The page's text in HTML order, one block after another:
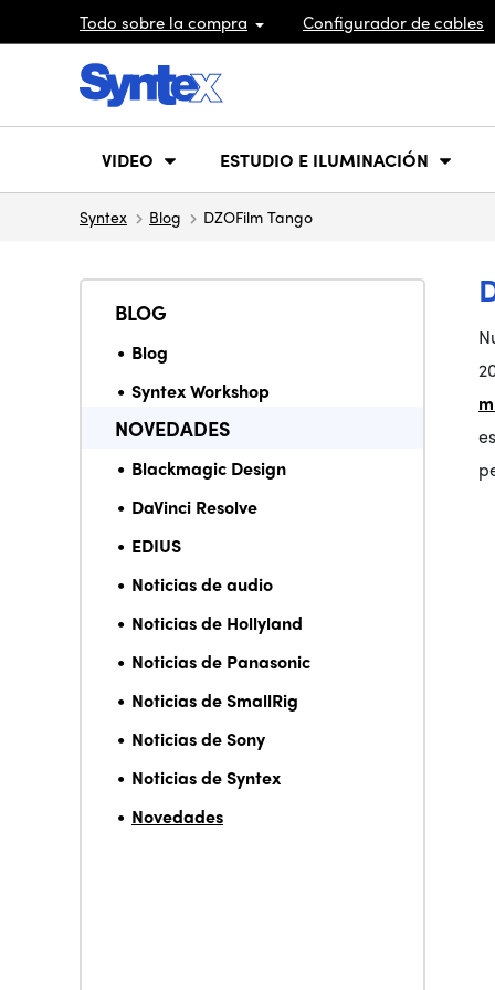
Todo sobre la compra Configurador de cables
VIDEO ESTUDIO E ILUMINACIÓN
Syntex Blog DZOFilm Tango
BLOG
Blog
Syntex Workshop
NOVEDADES
Blackmagic Design
DaVinci Resolve
EDIUS
Noticias de audio
Noticias de Hollyland
Noticias de Panasonic
Noticias de SmallRig
Noticias de Sony
Noticias de Syntex
Novedades